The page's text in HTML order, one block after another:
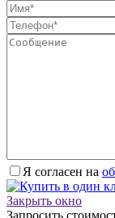
Я согласен на
Закрыть окно
Запросить